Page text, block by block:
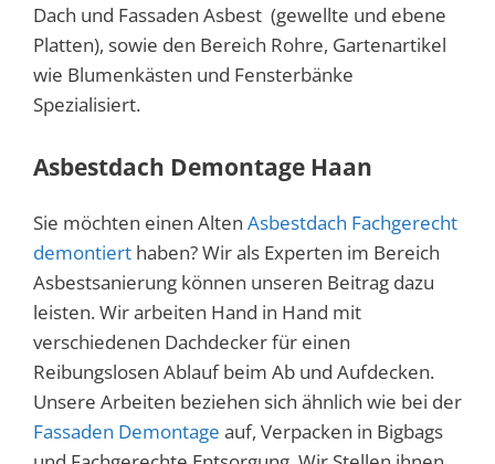
Dach und Fassaden Asbest (gewellte und ebene
Platten), sowie den Bereich Rohre, Gartenartikel
wie Blumenkästen und Fensterbänke
Spezialisiert.
Asbestdach Demontage Haan
Sie möchten einen Alten Asbestdach Fachgerecht
demontiert haben? Wir als Experten im Bereich
Asbestsanierung können unseren Beitrag dazu
leisten. Wir arbeiten Hand in Hand mit
verschiedenen Dachdecker für einen
Reibungslosen Ablauf beim Ab und Aufdecken.
Unsere Arbeiten beziehen sich ähnlich wie bei der
Fassaden Demontage auf, Verpacken in Bigbags